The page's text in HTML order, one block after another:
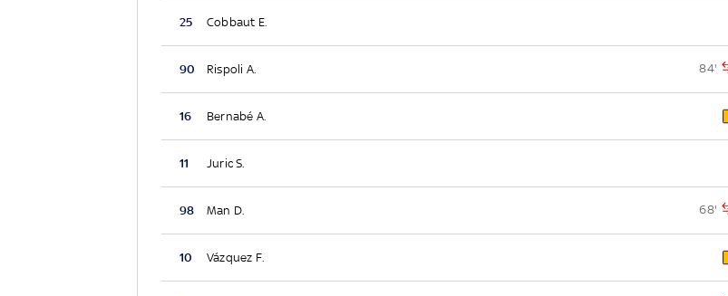
25 Cobbaut E.
90 Rispoli A. 84'
16 Bernabé A.
11 Juric S.
98 Man D. 68'
10 Vázquez F.